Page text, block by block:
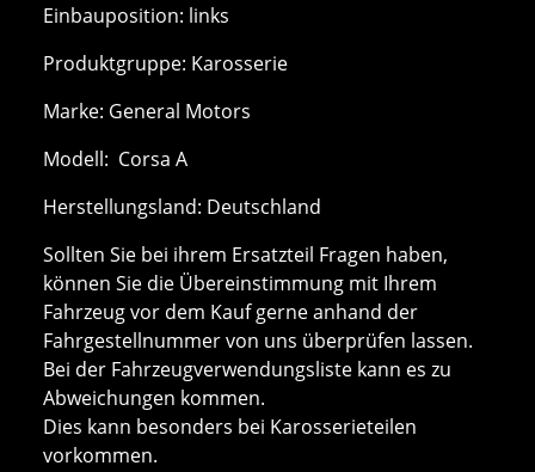
Einbauposition: links
Produktgruppe: Karosserie
Marke: General Motors
Modell: Corsa A
Herstellungsland: Deutschland
Sollten Sie bei ihrem Ersatzteil Fragen haben,
können Sie die Übereinstimmung mit Ihrem
Fahrzeug vor dem Kauf gerne anhand der
Fahrgestellnummer von uns überprüfen lassen.
Bei der Fahrzeugverwendungsliste kann es zu
Abweichungen kommen.
Dies kann besonders bei Karosserieteilen
vorkommen.